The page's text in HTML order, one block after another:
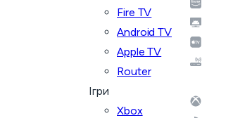
Fire TV
Android TV
Apple TV
Router
Ігри
Xbox